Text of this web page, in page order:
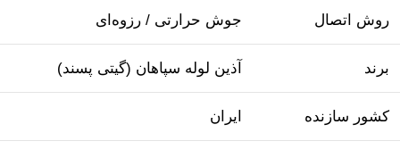
روش اتصال جوش حرارتی / رزوه‌ای
برند آذین لوله سپاهان (گیتی پسند)
کشور سازنده ایران